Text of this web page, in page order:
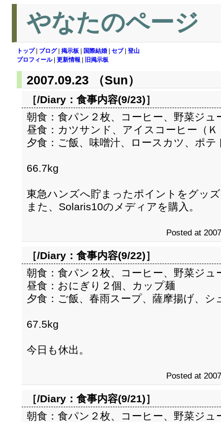
やなたのページ
トップ| ブログ| 掲示板 国際結婚 セブ| 登山
プロフィール| 更新情報 旧掲示板
2007.09.23 （Sun）
［/Diary： 食事内容(9/23)］
朝食：食パン２枚、コーヒー、野菜ジュ
昼食：カツサンド、アイスコーヒー（Ｋ
夕食：ご飯、味噌汁、ロースカツ、ポテ
66.7kg
東急ハンズへ貯まったポイントをグッ
また、Solaris10のメディアを購入。
Posted at
［/Diary： 食事内容(9/22)］
朝食：食パン２枚、コーヒー、野菜ジュ
昼食：おにぎり２個、カップ麺
夕食：ご飯、春雨スープ、薩摩揚げ、シ
67.5kg
今日も休出。
Posted at
［/Diary： 食事内容(9/21)］
朝食：食パン２枚、コーヒー、野菜ジュ